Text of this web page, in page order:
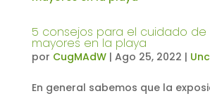
5 consejos para el cuidado de
mayores en la playa
por CugMAdW| Ago 25, 2022 |
En general sabemos que la